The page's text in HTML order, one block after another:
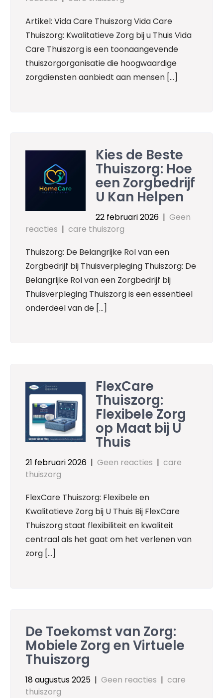
Artikel: Vida Care Thuiszorg Vida Care
Thuiszorg: Kwalitatieve Zorg bij u Thuis Vida
Care Thuiszorg is een toonaangevende
thuiszorgorganisatie die hoogwaardige
zorgdiensten aanbiedt aan mensen […]
Kies de Beste
Thuiszorg: Hoe
een Zorgbedrijf
U Kan Helpen
22 februari 2026 |Geen
reacties | care thuiszorg
Thuiszorg: De Belangrijke Rol van een
Zorgbedrijf bij Thuisverpleging Thuiszorg: De
Belangrijke Rol van een Zorgbedrijf bij
Thuisverpleging Thuiszorg is een essentieel
onderdeel van de […]
FlexCare
Thuiszorg:
Flexibele Zorg
op Maat bij U
Thuis
21 februari 2026 | Geen reacties | care
thuiszorg
FlexCare Thuiszorg: Flexibele en
Kwalitatieve Zorg bij U Thuis Bij FlexCare
Thuiszorg staat flexibiliteit en kwaliteit
centraal als het gaat om het verlenen van
zorg […]
De Toekomst van Zorg:
Mobiele Zorg en Virtuele
Thuiszorg
18 augustus 2025 | Geen reacties | care
thuiszorg